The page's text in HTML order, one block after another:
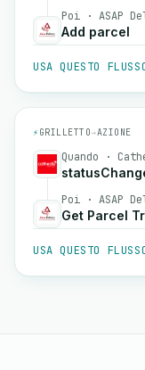
Poi · ASAP
Add parcel
USA QUESTO
⚡ GRILLETTO→AZIONE
Quando ·
Poi · ASAP
Get Parcel
USA QUESTO